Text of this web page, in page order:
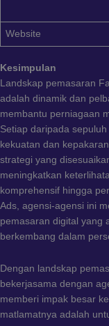
Website
Kesimpulan
Landskap pemasaran
adalah dinamik dan
membantu perniagaan
Setiap daripada
kekuatan dan
strategi yang
meningkatkan
komprehensif hingga
Ads, agensi-agensi ini
pemasaran digital yang
berkembang dalam
Dengan landskap
bekerjasama dengan
memberi impak besar
matlamatnya adalah